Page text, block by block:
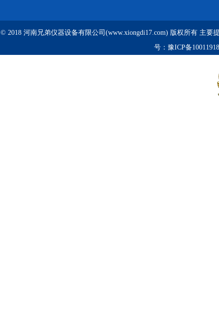
© 2018 河南兄弟仪器设备有限公司(www.xiongdi17.com) 版权所有 主要
号： 豫ICP备